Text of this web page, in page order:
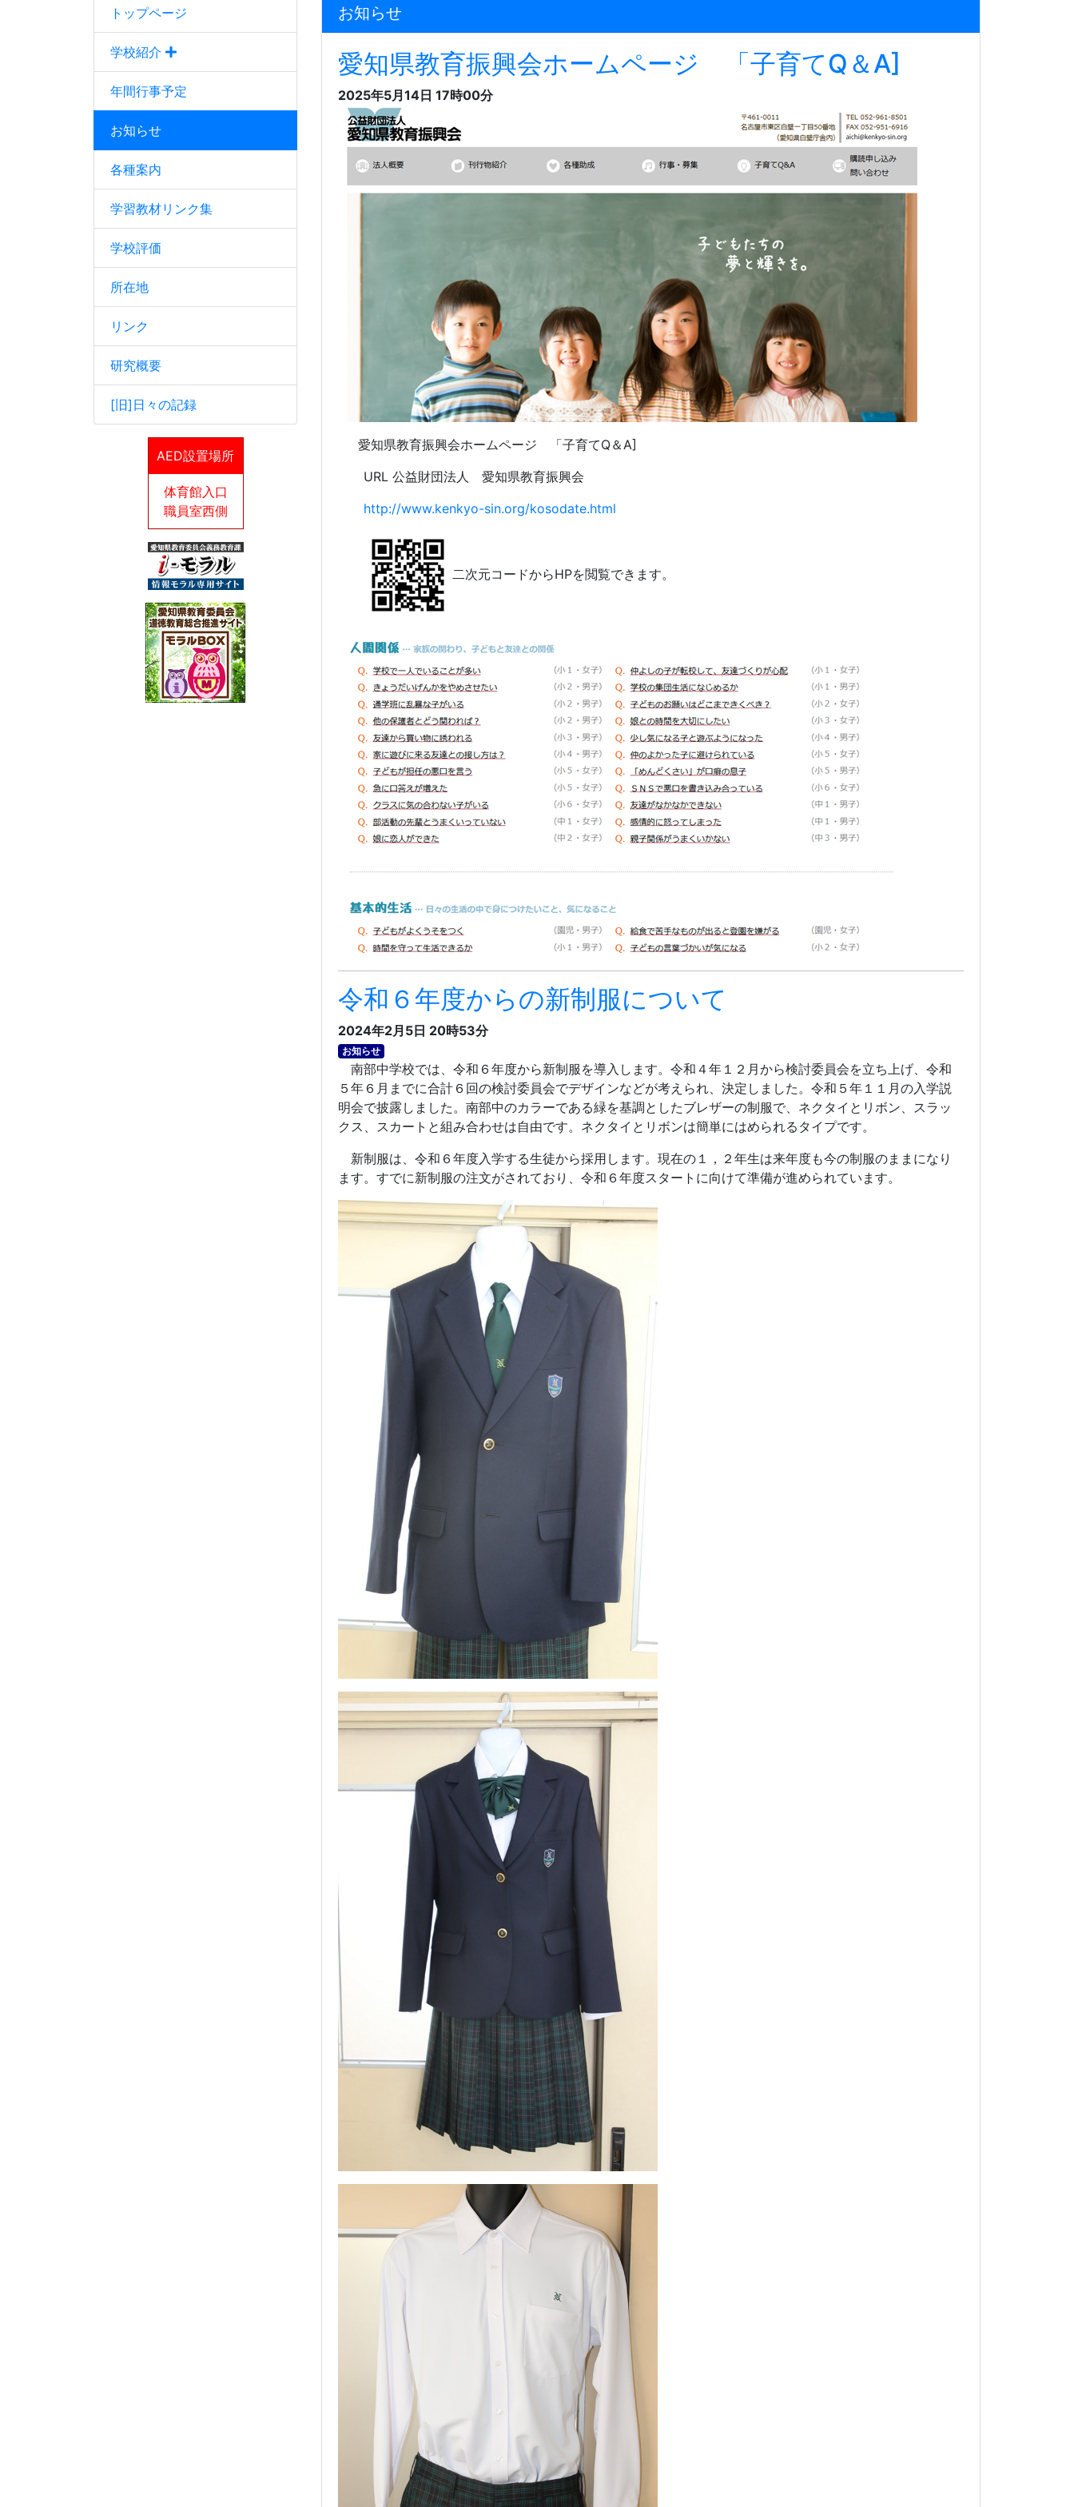
トップページ
学校紹介
年間行事予定
お知らせ
各種案内
学習教材リンク集
学校評価
所在地
リンク
研究概要
[旧]日々の記録
AED設置場所
体育館入口
職員室西側
お知らせ
愛知県教育振興会ホームページ 「子育てQ＆A]
2025年5月14日 17時00分
愛知県教育振興会ホームページ 「子育てQ＆A]
URL 公益財団法人 愛知県教育振興会
http://www.kenkyo-sin.org/kosodate.html
二次元コードからHPを閲覧できます。
令和６年度からの新制服について
2024年2月5日 20時53分
お知らせ
南部中学校では、令和６年度から新制服を導入します。令和４年１２月から検討委員会を立ち上げ、令和
５年６月までに合計６回の検討委員会でデザインなどが考えられ、決定しました。令和５年１１月の入学説
明会で披露しました。南部中のカラーである緑を基調としたブレザーの制服で、ネクタイとリボン、スラッ
クス、スカートと組み合わせは自由です。ネクタイとリボンは簡単にはめられるタイプです。
新制服は、令和６年度入学する生徒から採用します。現在の１，２年生は来年度も今の制服のままになり
ます。すでに新制服の注文がされており、令和６年度スタートに向けて準備が進められています。